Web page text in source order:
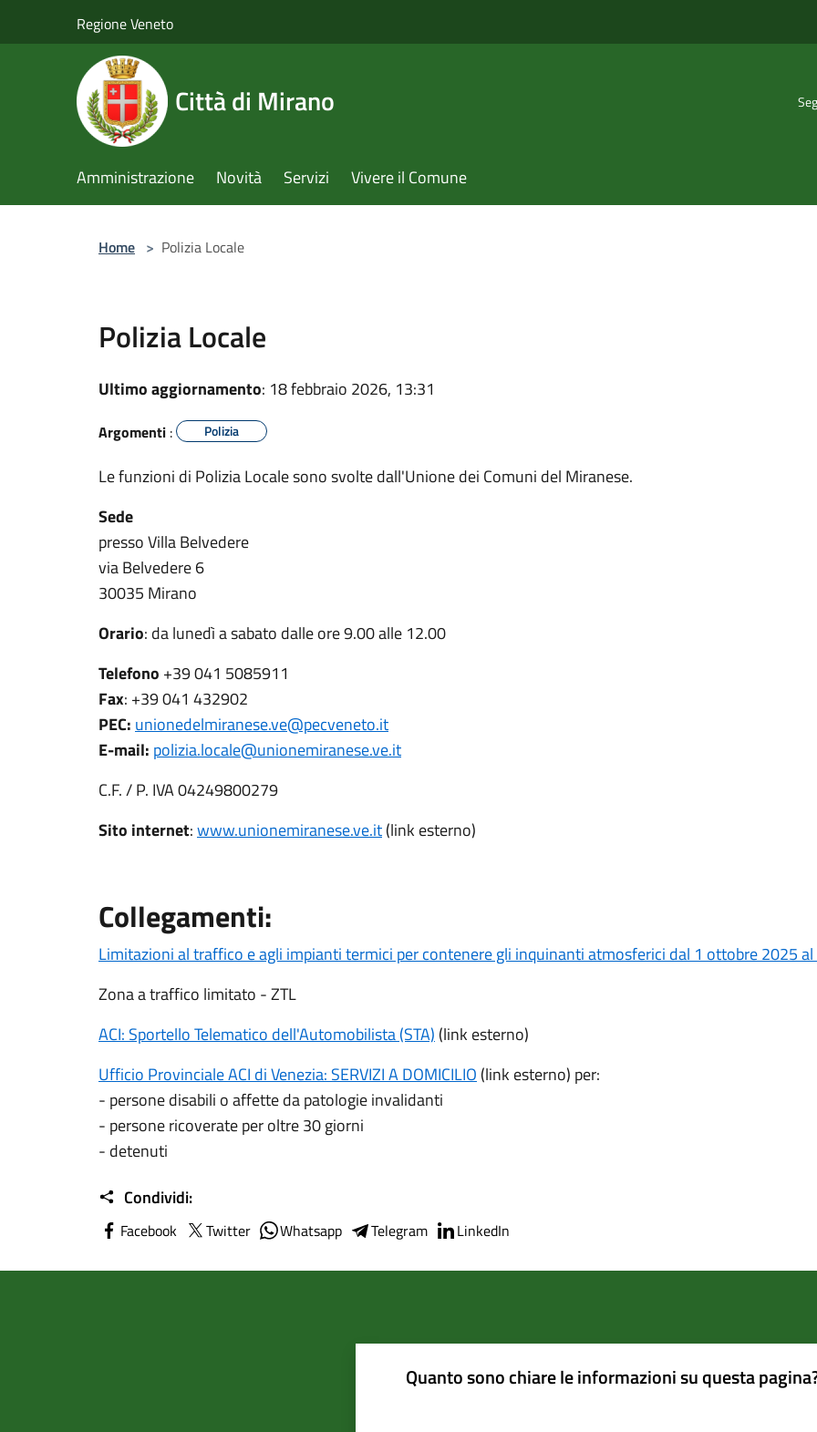
Regione Veneto
Città di Mirano
Amministrazione Novità Servizi Vivere il Comune
Home > Polizia Locale
Polizia Locale
Ultimo aggiornamento: 18 febbraio 2026, 13:31
Argomenti : Polizia
Le funzioni di Polizia Locale sono svolte dall'Unione dei Comuni del Miranese.
Sede
presso Villa Belvedere
via Belvedere 6
30035 Mirano
Orario: da lunedì a sabato dalle ore 9.00 alle 12.00
Telefono +39 041 5085911
Fax: +39 041 432902
PEC: unionedelmiranese.ve@pecveneto.it
E-mail: polizia.locale@unionemiranese.ve.it
C.F. / P. IVA 04249800279
Sito internet:www.unionemiranese.ve.it(link esterno)
Collegamenti:
Limitazioni al traffico e agli impianti termici per contenere gli inquinanti atmosferici dal 1 ottobre 2025
Zona a traffico limitato - ZTL
ACI: Sportello Telematico dell'Automobilista (STA) (link esterno)
Ufficio Provinciale ACI di Venezia: SERVIZI A DOMICILIO (link esterno) per:
- persone disabili o affette da patologie invalidanti
- persone ricoverate per oltre 30 giorni
- detenuti
Condividi:
Facebook Twitter Whatsapp Telegram LinkedIn
Quanto sono chiare le informazioni su questa